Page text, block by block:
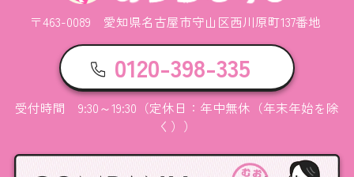
〒463-0089 愛知県名古屋市守山区西川原町137番地
0120-398-335
受付時間 9:30～19:30（定休日：年中無休（年末年始を除
く））